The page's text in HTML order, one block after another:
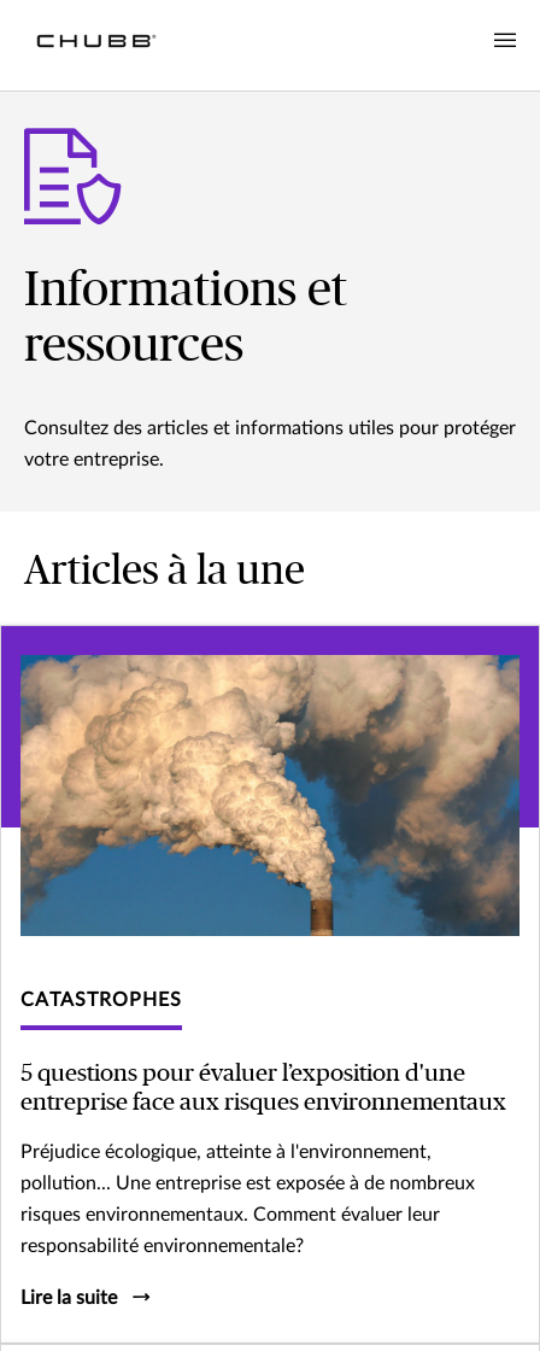
Informations et
ressources
Consultez des articles et informations utiles pour protéger
votre entreprise.
Articles à la une
CATASTROPHES
5 questions pour évaluer l’exposition d'une
entreprise face aux risques environnementaux
Préjudice écologique, atteinte à l'environnement,
pollution... Une entreprise est exposée à de nombreux
risques environnementaux. Comment évaluer leur
responsabilité environnementale?
Lire la suite